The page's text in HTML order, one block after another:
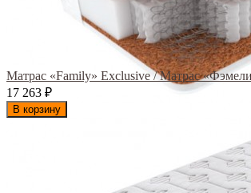
Матрас «Family» Exclusive / Матрас
17 263 ₽
В корзину